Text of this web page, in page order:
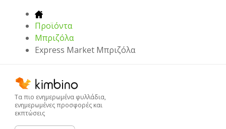
Προϊόντα
Μπριζόλα
Express Market Μπριζόλα
Τα πιο ενημερωμένα φυλλάδια,
ενημερωμένες προσφορές και
εκπτώσεις